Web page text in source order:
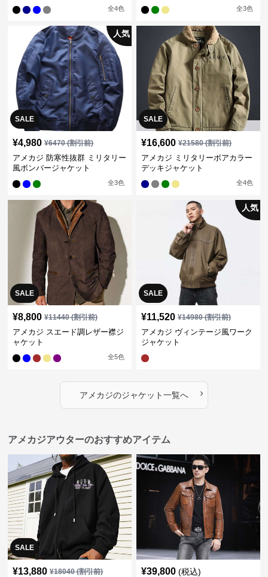
全4色 全3色
SALE
人気
¥4,980 ¥6470(割引前)
アメカジ 防寒性抜群 ミリタリー
風ボンバージャケット
全3色
SALE
¥16,600 ¥21580(割引前)
アメカジ ミリタリーボアカラー
デッキジャケット
全4色
SALE
¥8,800 ¥11440(割引前)
アメカジ スエード調レザー襟ジ
ャケット
全5色
SALE
人気
¥11,520 ¥14980(割引前)
アメカジ ヴィンテージ風ワーク
ジャケット
アメカジのジャケット一覧へ ›
アメカジアウターのおすすめアイテム
SALE
¥13,880 ¥18040(割引前) ¥39,800 (税込)